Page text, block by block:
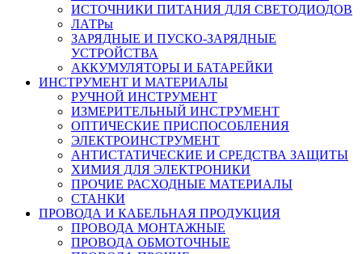
ИСТОЧНИКИ ПИТАНИЯ ДЛЯ СВЕТОДИОДОВ
ЛАТРы
ЗАРЯДНЫЕ И ПУСКО-ЗАРЯДНЫЕ
УСТРОЙСТВА
АККУМУЛЯТОРЫ И БАТАРЕЙКИ
ИНСТРУМЕНТ И МАТЕРИАЛЫ
РУЧНОЙ ИНСТРУМЕНТ
ИЗМЕРИТЕЛЬНЫЙ ИНСТРУМЕНТ
ОПТИЧЕСКИЕ ПРИСПОСОБЛЕНИЯ
ЭЛЕКТРОИНСТРУМЕНТ
АНТИСТАТИЧЕСКИЕ И СРЕДСТВА ЗАЩИТЫ
ХИМИЯ ДЛЯ ЭЛЕКТРОНИКИ
ПРОЧИЕ РАСХОДНЫЕ МАТЕРИАЛЫ
СТАНКИ
ПРОВОДА И КАБЕЛЬНАЯ ПРОДУКЦИЯ
ПРОВОДА МОНТАЖНЫЕ
ПРОВОДА ОБМОТОЧНЫЕ